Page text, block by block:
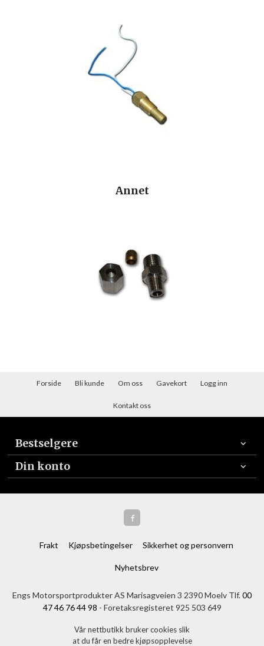
Annet
Forside Bli kunde Om oss Gavekort Logg inn
Kontakt oss
Bestselgere
Din konto
Frakt Kjøpsbetingelser Sikkerhet og personvern
Nyhetsbrev
Engs Motorsportprodukter AS Marisagveien 3 2390 Moelv Tlf.00
47 46 76 44 98 - Foretaksregisteret 925 503 649
Vår nettbutikk bruker cookies slik
at du får en bedre kjøpsopplevelse